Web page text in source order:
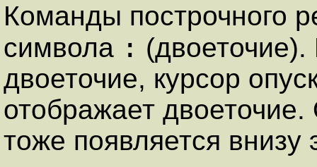
Команды построчного
символа : (двоеточие).
двоеточие, курсор
отображает
тоже появляется внизу